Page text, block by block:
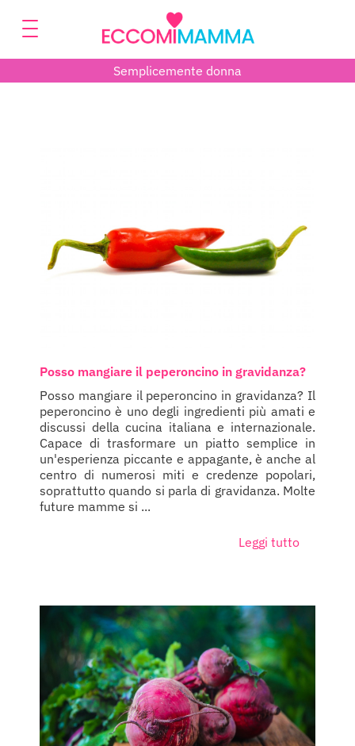
Semplicemente donna
Posso mangiare il peperoncino in gravidanza?
Posso mangiare il peperoncino in gravidanza? Il
peperoncino è uno degli ingredienti più amati e
discussi della cucina italiana e internazionale.
Capace di trasformare un piatto semplice in
un'esperienza piccante e appagante, è anche al
centro di numerosi miti e credenze popolari,
soprattutto quando si parla di gravidanza. Molte
future mamme si ...
Leggi tutto